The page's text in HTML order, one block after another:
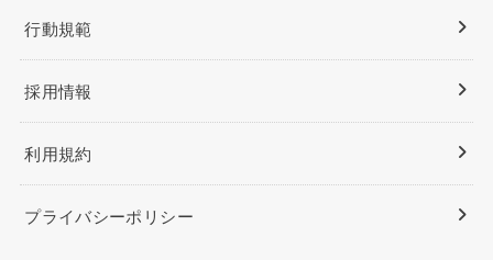
行動規範
採用情報
利用規約
プライバシーポリシー